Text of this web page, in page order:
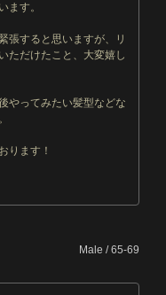
ます。
張すると思いますが、リ
ただけたこと、大変嬉し
やってみたい髪型などな
ります！
Male / 65-69